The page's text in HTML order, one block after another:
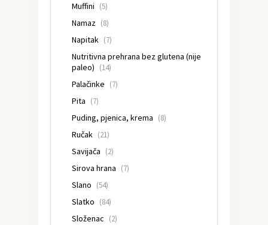
Muffini (5)
Namaz (8)
Napitak (7)
Nutritivna prehrana bez glutena (nije
paleo) (14)
Palačinke (7)
Pita (7)
Puding, pjenica, krema (8)
Ručak (21)
Savijača (2)
Sirova hrana (7)
Slano (54)
Slatko (84)
Složenac (2)